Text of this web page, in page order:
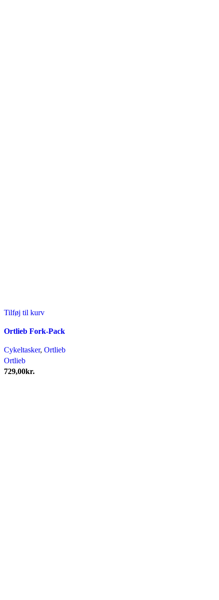
Tilføj til kurv
Ortlieb Fork-Pack
Cykeltasker, Ortlieb
Ortlieb
729,00kr.